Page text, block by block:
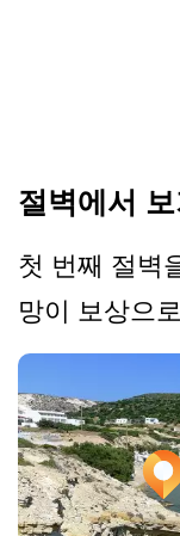
절벽에서 보
첫 번째 절벽
망이 보상으